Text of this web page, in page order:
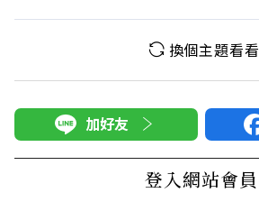
換個主題看看
加好友
登入網站會員